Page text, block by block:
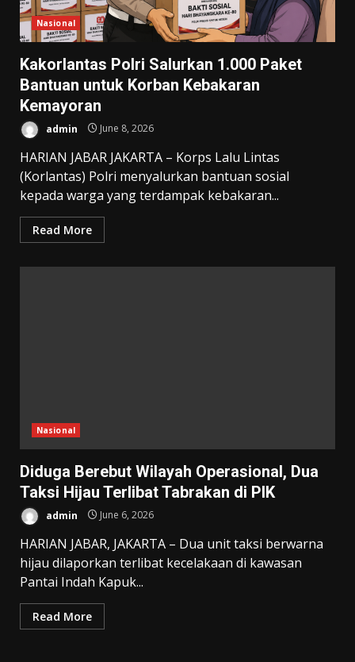
Nasional
Kakorlantas Polri Salurkan 1.000 Paket
Bantuan untuk Korban Kebakaran
Kemayoran
admin June 8, 2026
HARIAN JABAR JAKARTA – Korps Lalu Lintas
(Korlantas) Polri menyalurkan bantuan sosial
kepada warga yang terdampak kebakaran...
Read More
Nasional
Diduga Berebut Wilayah Operasional, Dua
Taksi Hijau Terlibat Tabrakan di PIK
admin June 6, 2026
HARIAN JABAR, JAKARTA – Dua unit taksi berwarna
hijau dilaporkan terlibat kecelakaan di kawasan
Pantai Indah Kapuk...
Read More